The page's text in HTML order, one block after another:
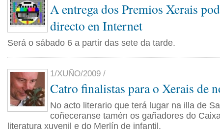
A entrega dos Premios Xerais
directo en Internet
Será o sábado 6 a partir das sete da tarde.
1/XUÑO/2009 /
Catro finalistas para o Xerais de
No acto literario que terá lugar na illa de
coñeceranse tamén os gañadores do
literatura xuvenil e do Merlín de infantil.